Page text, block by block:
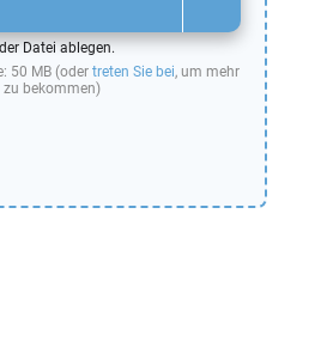
Datei ablegen.
50 MB (oder treten Sie bei, um mehr
zu bekommen)